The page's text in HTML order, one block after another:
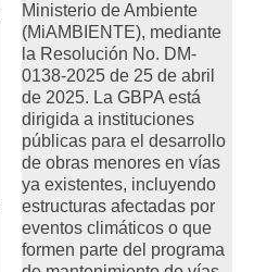
Ministerio de Ambiente
(MiAMBIENTE), mediante
la Resolución No. DM-
0138-2025 de 25 de abril
de 2025. La GBPA está
dirigida a instituciones
públicas para el desarrollo
de obras menores en vías
ya existentes, incluyendo
estructuras afectadas por
eventos climáticos o que
formen parte del programa